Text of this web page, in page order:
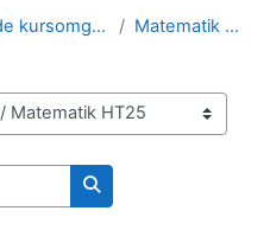
Föregående kursomgångar Matematik HT25
Sök kurser